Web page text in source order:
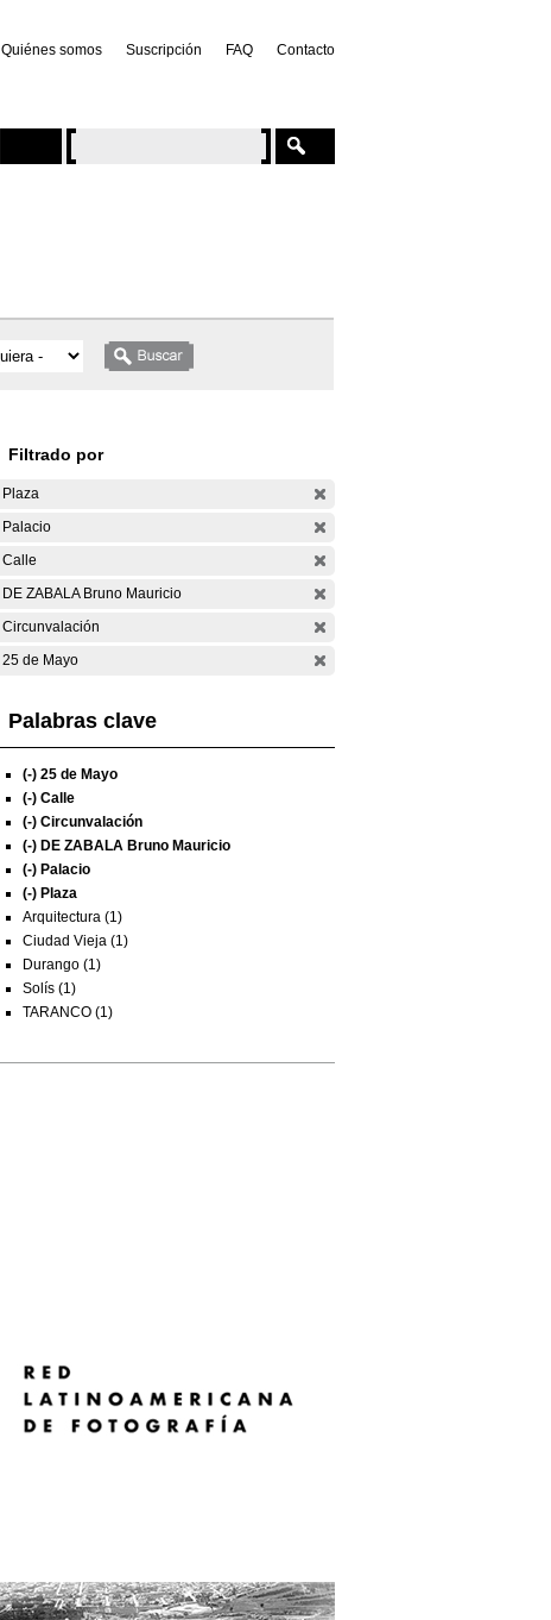
Quiénes somos Suscripción FAQ Contacto
Filtrado por
Plaza
Palacio
Calle
DE ZABALA Bruno Mauricio
Circunvalación
25 de Mayo
Palabras clave
(-) 25 de Mayo
(-) Calle
(-) Circunvalación
(-) DE ZABALA Bruno Mauricio
(-) Palacio
(-) Plaza
Arquitectura (1)
Ciudad Vieja (1)
Durango (1)
Solís (1)
TARANCO (1)